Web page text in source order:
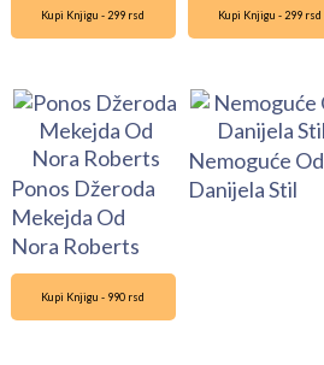
Kupi Knjigu - 299 rsd
Ponos Džeroda
Mekejda Od
Nora Roberts
Kupi Knjigu - 299 rsd
Nemoguće Od
Danijela Stil
Kupi Knjigu - 990 rsd